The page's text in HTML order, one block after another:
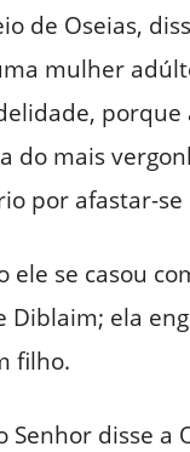
de Oseias,
mulher
porque
do mais
por afastar-se
ele se casou
Diblaim; ela
filho.
Senhor disse a